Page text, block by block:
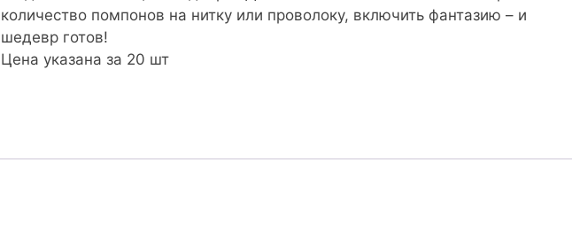
количество помпонов на нитку или проволоку, включить фантазию – и
шедевр готов!
Цена указана за 20 шт